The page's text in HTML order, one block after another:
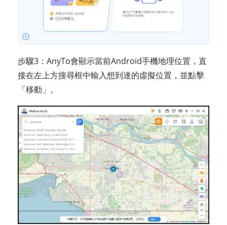
步驟3：AnyTo會顯示當前Android手機地理位置，直
接在左上方搜尋框中輸入想到達的虛擬位置，並點擊
「移動」。